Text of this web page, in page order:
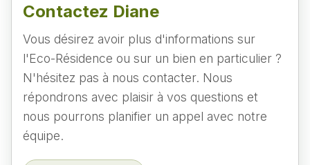
Contactez Diane
Vous désirez avoir plus d'informations sur
l'Eco-Résidence ou sur un bien en particulier ?
N'hésitez pas à nous contacter. Nous
répondrons avec plaisir à vos questions et
nous pourrons planifier un appel avec notre
équipe.